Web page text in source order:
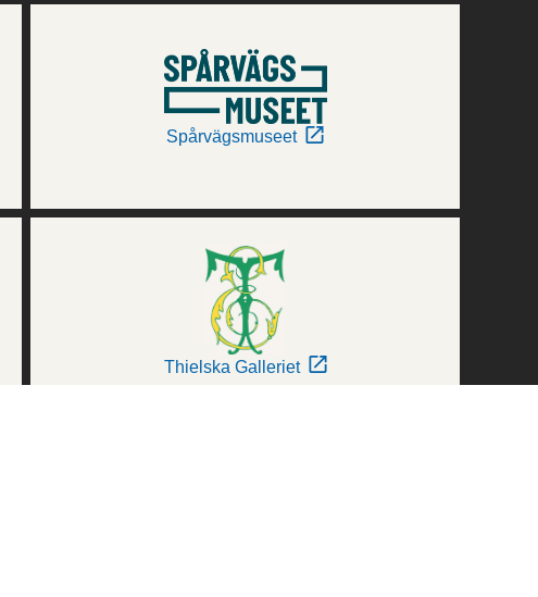
Spårvägsmuseet
Thielska Galleriet